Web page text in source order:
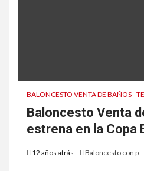
BALONCESTO VENTA DE BAÑOS
Baloncesto Venta
estrena en la Copa
12 años atrás Baloncesto con p